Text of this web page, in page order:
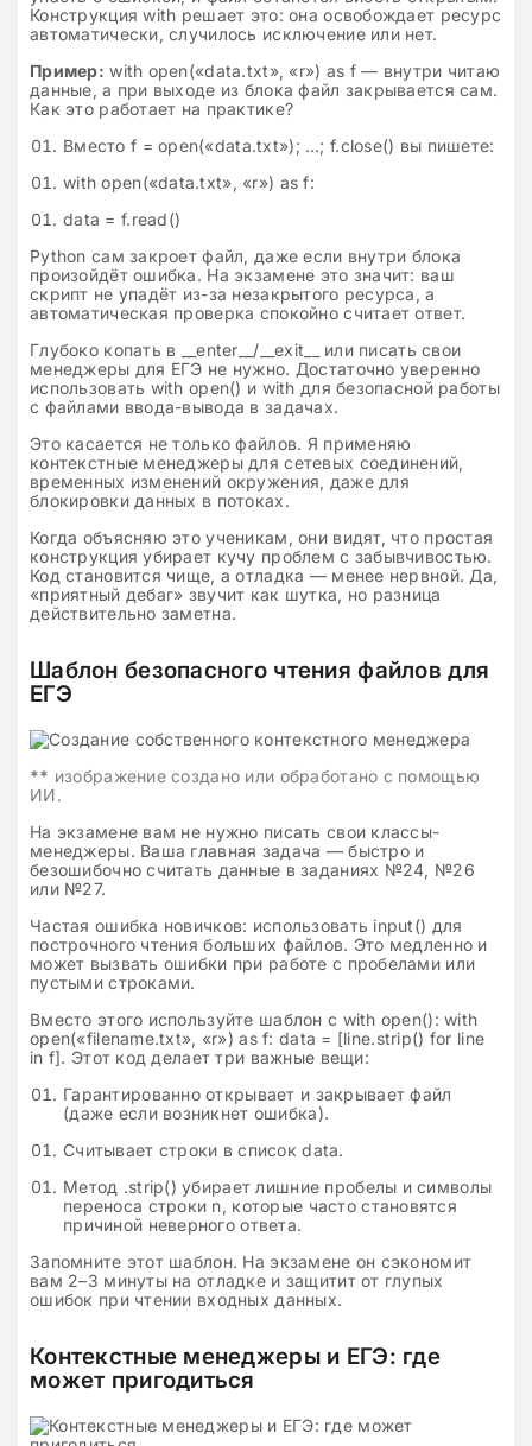
Конструкция with решает это: она освобождает ресурс
автоматически, случилось исключение или нет.
Пример: with open(«data.txt», «r») as f — внутри читаю
данные, а при выходе из блока файл закрывается сам.
Как это работает на практике?
Вместо f = open(«data.txt»); …; f.close() вы пишете:
with open(«data.txt», «r») as f:
data = f.read()
Python сам закроет файл, даже если внутри блока
произойдёт ошибка. На экзамене это значит: ваш
скрипт не упадёт из-за незакрытого ресурса, а
автоматическая проверка спокойно считает ответ.
Глубоко копать в __enter__/__exit__ или писать свои
менеджеры для ЕГЭ не нужно. Достаточно уверенно
использовать with open() и with для безопасной работы
с файлами ввода-вывода в задачах.
Это касается не только файлов. Я применяю
контекстные менеджеры для сетевых соединений,
временных изменений окружения, даже для
блокировки данных в потоках.
Когда объясняю это ученикам, они видят, что простая
конструкция убирает кучу проблем с забывчивостью.
Код становится чище, а отладка — менее нервной. Да,
«приятный дебаг» звучит как шутка, но разница
действительно заметна.
Шаблон безопасного чтения файлов для
ЕГЭ
** изображение создано или обработано с помощью
ИИ.
На экзамене вам не нужно писать свои классы-
менеджеры. Ваша главная задача — быстро и
безошибочно считать данные в заданиях №24, №26
или №27.
Частая ошибка новичков: использовать input() для
построчного чтения больших файлов. Это медленно и
может вызвать ошибки при работе с пробелами или
пустыми строками.
Вместо этого используйте шаблон с with open(): with
open(«filename.txt», «r») as f: data = [line.strip() for line
in f]. Этот код делает три важные вещи:
Гарантированно открывает и закрывает файл
(даже если возникнет ошибка).
Считывает строки в список data.
Метод .strip() убирает лишние пробелы и символы
переноса строки n, которые часто становятся
причиной неверного ответа.
Запомните этот шаблон. На экзамене он сэкономит
вам 2–3 минуты на отладке и защитит от глупых
ошибок при чтении входных данных.
Контекстные менеджеры и ЕГЭ: где
может пригодиться